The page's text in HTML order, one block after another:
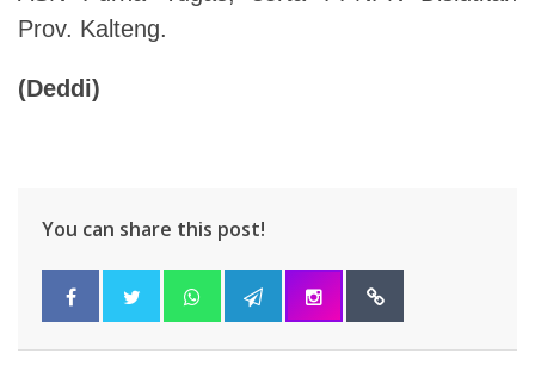
Prov. Kalteng.
(Deddi)
You can share this post!